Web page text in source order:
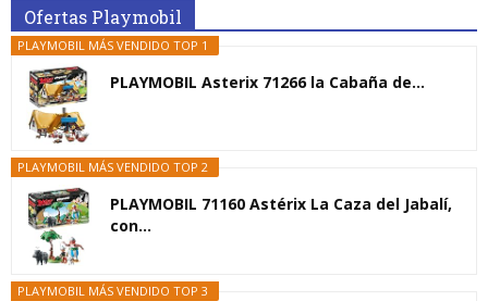
Ofertas Playmobil
PLAYMOBIL MÁS VENDIDO TOP 1
PLAYMOBIL Asterix 71266 la Cabaña de...
PLAYMOBIL MÁS VENDIDO TOP 2
PLAYMOBIL 71160 Astérix La Caza del Jabalí,
con...
PLAYMOBIL MÁS VENDIDO TOP 3